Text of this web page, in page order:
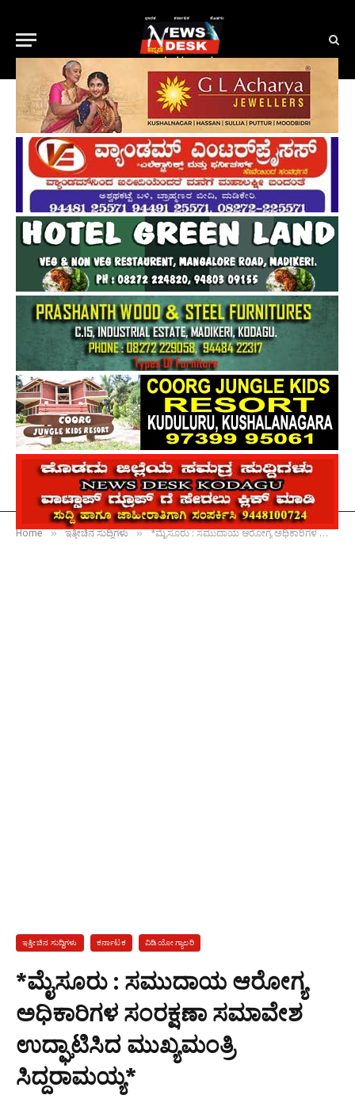
Home » ಇತ್ತೀಚಿನ ಸುದ್ದಿಗಳು » *ಮೈಸೂರು : ಸಮುದಾಯ ಆರೋಗ್ಯ ಅಧಿಕಾರಿಗಳ ಸಂರಕ್ಷಣಾ ಸಮಾವೇಶ ಉದ್ಘಾಟಿಸಿದ ಮುಖ್ಯಮಂತ್ರಿ ಸಿದ್ದರಾಮಯ್ಯ*
ಇತ್ತೀಚಿನ ಸುದ್ದಿಗಳು ಕರ್ನಾಟಕ ವಿಡಿಯೋ ಗ್ಯಾಲರಿ
*ಮೈಸೂರು : ಸಮುದಾಯ ಆರೋಗ್ಯ
ಅಧಿಕಾರಿಗಳ ಸಂರಕ್ಷಣಾ ಸಮಾವೇಶ
ಉದ್ಘಾಟಿಸಿದ ಮುಖ್ಯಮಂತ್ರಿ
ಸಿದ್ದರಾಮಯ್ಯ*